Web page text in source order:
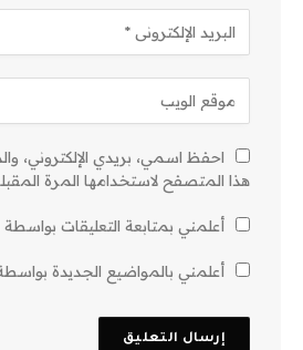
احفظ اسمي، بريدي الإلكتروني،
هذا المتصفح لاستخدامها المرة
أعلمني بمتابعة التعليقات بواسطة
أعلمني بالمواضيع الجديدة بواسطة